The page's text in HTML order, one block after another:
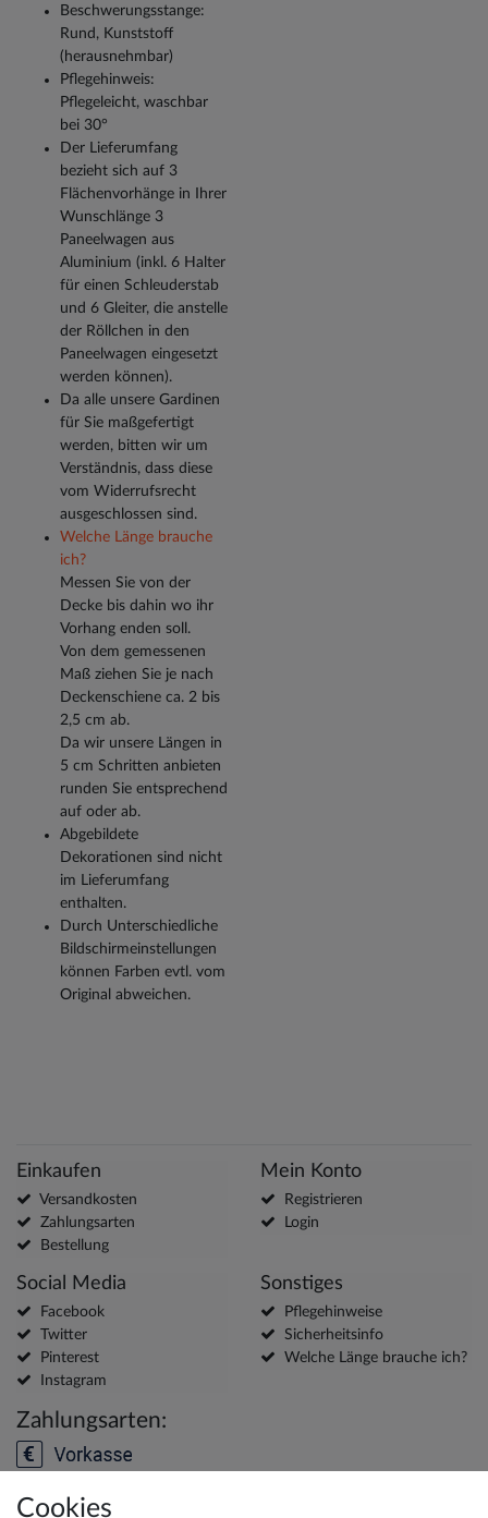
Beschwerungsstange:
Rund, Kunststoff
(herausnehmbar)
Pflegehinweis:
Pflegeleicht, waschbar
bei 30°
Der Lieferumfang
bezieht sich auf 3
Flächenvorhänge in Ihrer
Wunschlänge 3
Paneelwagen aus
Aluminium (inkl. 6 Halter
für einen Schleuderstab
und 6 Gleiter, die anstelle
der Röllchen in den
Paneelwagen eingesetzt
werden können).
Da alle unsere Gardinen
für Sie maßgefertigt
werden, bitten wir um
Verständnis, dass diese
vom Widerrufsrecht
ausgeschlossen sind.
Welche Länge brauche
ich?
Messen Sie von der
Decke bis dahin wo ihr
Vorhang enden soll.
Von dem gemessenen
Maß ziehen Sie je nach
Deckenschiene ca. 2 bis
2,5 cm ab.
Da wir unsere Längen in
5 cm Schritten anbieten
runden Sie entsprechend
auf oder ab.
Abgebildete
Dekorationen sind nicht
im Lieferumfang
enthalten.
Durch Unterschiedliche
Bildschirmeinstellungen
können Farben evtl. vom
Original abweichen.
Einkaufen
Versandkosten
Zahlungsarten
Bestellung
Mein Konto
Registrieren
Login
Social Media
Facebook
Twitter
Pinterest
Instagram
Sonstiges
Pflegehinweise
Sicherheitsinfo
Welche Länge brauche ich?
Zahlungsarten:
Cookies